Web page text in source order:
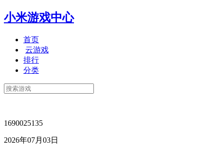
小米游戏中心
首页
云游戏
排行
分类
1690025135
2026年07月03日